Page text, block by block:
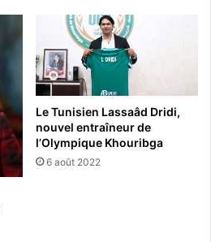
Le Tunisien Lassaâd Dridi,
nouvel entraîneur de
l’Olympique Khouribga
6 août 2022